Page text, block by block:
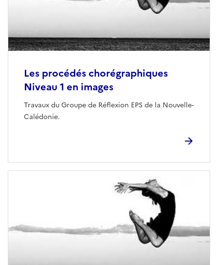
Les procédés chorégraphiques
Niveau 1 en images
Travaux du Groupe de Réflexion EPS de la Nouvelle-
Calédonie.